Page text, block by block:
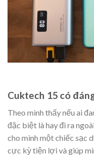
Cuktech 15 có
Theo mình thấy nếu ai
đặc biệt là hay đi ra
cho mình một chiếc sạc
cực kỳ tiện lợi và giúp